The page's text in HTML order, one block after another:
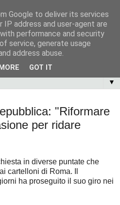
▼
"Riformare
per ridare
in diverse puntate che
cartelloni di Roma. Il
ha proseguito il suo giro nei
Google to deliver its services
IP address and user-agent are
performance and security
service, generate usage
address abuse.
GOT IT